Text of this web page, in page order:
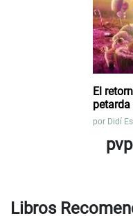
El
petarda
por Didí
Libros